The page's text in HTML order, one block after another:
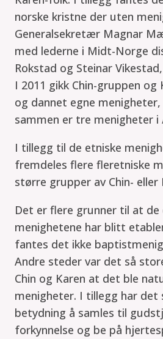
norske kristne der uten
Generalsekretær Magnar
med lederne i Midt-Norge
Rokstad og Steinar
I 2011 gikk Chin-gruppen
og dannet egne
sammen er tre menigheter i
I tillegg til de etniske
fremdeles flere fleretniske
større grupper av Chin- eller
Det er flere grunner til at de
menighetene har blitt
fantes det ikke
Andre steder var det så
Chin og Karen at det ble
menigheter. I tillegg har det
betydning å samles til
forkynnelse og be på